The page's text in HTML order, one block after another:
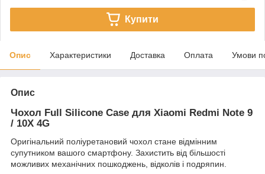
Купити
Опис Характеристики Доставка Оплата Умови
Опис
Чохол Full Silicone Case для Xiaomi Redmi Note 9
/ 10X 4G
Оригінальний поліуретановий чохол стане відмінним
супутником вашого смартфону. Захистить від більшості
можливих механічних пошкоджень, відколів і подряпин.